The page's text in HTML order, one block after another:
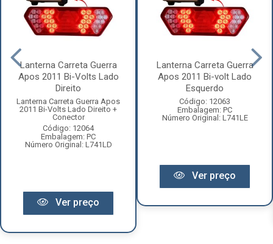
Lanterna Carreta Guerra
Apos 2011 Bi-Volts Lado
Direito
Lanterna Carreta Guerra Apos
2011 Bi-Volts Lado Direito +
Conector
Código: 12064
Embalagem: PC
Número Original: L741LD
Ver preço
Lanterna Carreta Guerra
Apos 2011 Bi-volt Lado
Esquerdo
Código: 12063
Embalagem: PC
Número Original: L741LE
Ver preço